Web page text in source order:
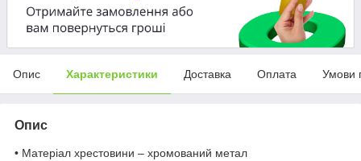
Опис Характеристики Доставка Оплата Умови
Опис
• Матеріал хрестовини – хромований метал